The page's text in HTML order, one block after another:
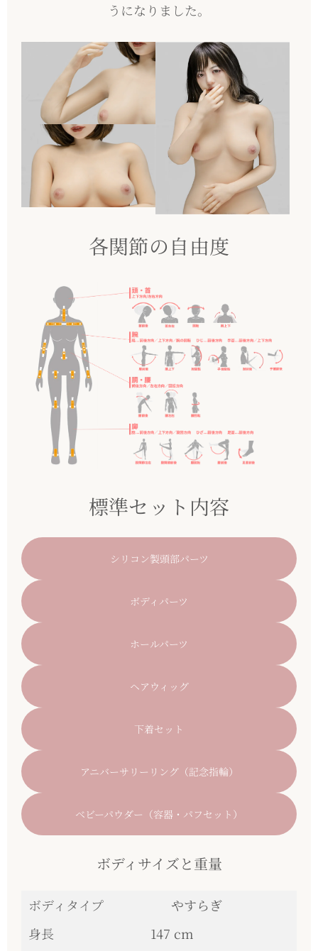
うになりました。
各関節の自由度
標準セット内容
シリコン製頭部パーツ
ボディパーツ
ホールパーツ
ヘアウィッグ
下着セット
アニバーサリーリング（記念指輪）
ベビーパウダー（容器・パフセット）
ボディサイズと重量
ボディタイプ
やすらぎ
身長
147 cm